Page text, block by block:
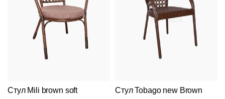
Стул Mili brown soft Стул Tobago new Brown